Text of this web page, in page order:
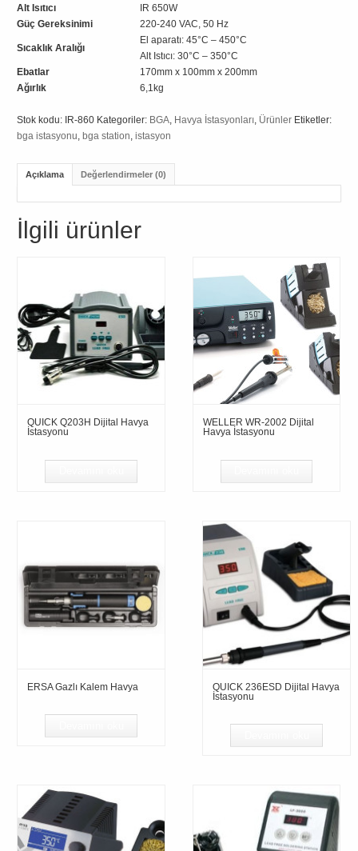
Alt Isıtıcı
IR 650W
Güç Gereksinimi
220-240 VAC, 50 Hz
Sıcaklık Aralığı
El aparatı: 45°C – 450°C
Alt Istıcı: 30°C – 350°C
Ebatlar
170mm x 100mm x 200mm
Ağırlık
6,1kg
Stok kodu: IR-860 Kategoriler: BGA Havya İstasyonları Ürünler Etiketler:
bga istasyonu ,bga station ,istasyon
Açıklama Değerlendirmeler (0)
İlgili ürünler
QUICK Q203H Dijital Havya
İstasyonu
WELLER WR-2002 Dijital
Havya İstasyonu
ERSA Gazlı Kalem Havya
QUICK 236ESD Dijital Havya
İstasyonu